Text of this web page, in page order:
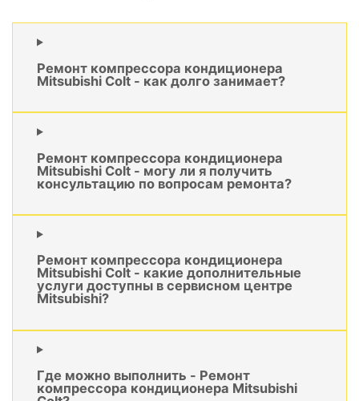
Ремонт компрессора кондиционера
Mitsubishi Colt - как долго занимает?
Ремонт компрессора кондиционера
Mitsubishi Colt - могу ли я получить
консультацию по вопросам ремонта?
Ремонт компрессора кондиционера
Mitsubishi Colt - какие дополнительные
услуги доступны в сервисном центре
Mitsubishi?
Где можно выполнить - Ремонт
компрессора кондиционера Mitsubishi